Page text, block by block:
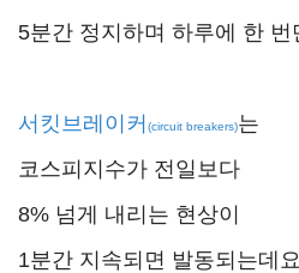
5분간 정지하며 하루에 한 번
서킷브레이커 (circuit breakers)는
코스피지수가 전일보다
8% 넘게 내리는 현상이
1분간 지속되면 발동되는데